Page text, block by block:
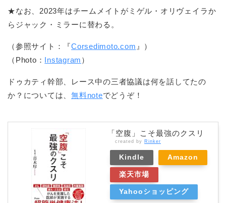
★なお、2023年はチームメイトがミゲル・オリヴェイラか
らジャック・ミラーに替わる。
（参照サイト：『Corsedimoto.com 』）
（Photo： Instagram ）
ドゥカティ幹部、レース中の三者協議は何を話してたの
か？については、無料noteでどうぞ！
「空腹」こそ最強のクスリ
created by Rinker
Kindle Amazon
楽天市場
Yahooショッピング